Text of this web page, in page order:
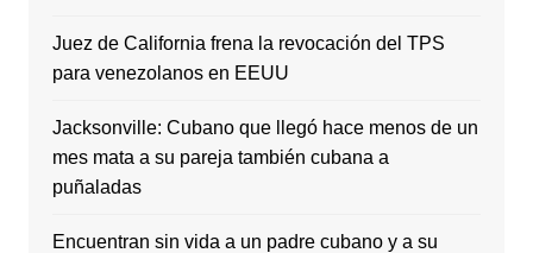
Juez de California frena la revocación del TPS
para venezolanos en EEUU
Jacksonville: Cubano que llegó hace menos de un
mes mata a su pareja también cubana a
puñaladas
Encuentran sin vida a un padre cubano y a su